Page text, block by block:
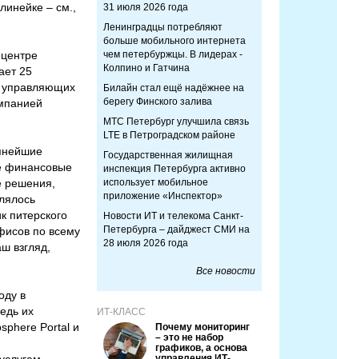
– см.,
25
управляющих
финансовые
решения,
питерского
по всему
взгляд,
в
их
Portal и
31 июля 2026 года
Ленинградцы потребляют
больше мобильного интернета
чем петербуржцы. В лидерах -
Колпино и Гатчина
Билайн стал ещё надёжнее на
берегу Финского залива
МТС Петербург улучшила связь
LTE в Петроградском районе
Государственная жилищная
инспекция Петербурга активно
использует мобильное
приложение «Инспектор»
Новости ИТ и телекома Санкт-
Петербурга – дайджест СМИ на
28 июля 2026 года
Все новости
ИТ-КЛАСС
Почему мониторинг
– это не набор
графиков, а основа